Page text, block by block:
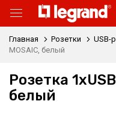
Главная Розетки USB-
MOSAIC, белый
Розетка
белый